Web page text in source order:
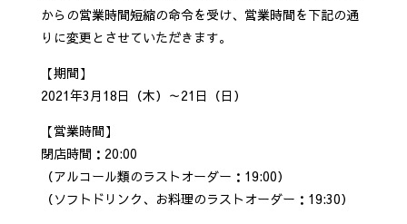
からの営業時間短縮の命令を受け、営業時間を下記の通
りに変更とさせていただきます。
【期間】
2021年3月18日（木）～21日（日）
【営業時間】
閉店時間：20:00
（アルコール類のラストオーダー：19:00）
（ソフトドリンク、お料理のラストオーダー：19:30）